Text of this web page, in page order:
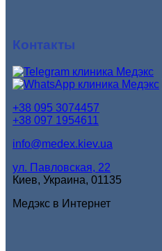
Контакты
+38 095 3074457
+38 097 1954611
info@medex.kiev.ua
ул. Павловская, 22
Киев, Украина, 01135
Медэкс в Интернет